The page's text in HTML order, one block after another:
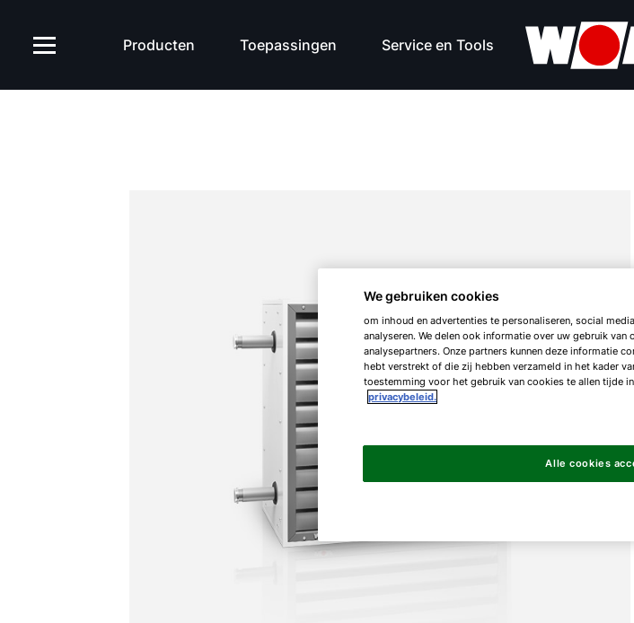
Producten Toepassingen Service en Tools
We gebruiken cookies
om inhoud en advertenties te personaliseren, social
analyseren. We delen ook informatie over uw gebruik
analysepartners. Onze partners kunnen deze informatie
hebt verstrekt of die zij hebben verzameld in het kader
toestemming voor het gebruik van cookies te allen tijde
privacybeleid.
Alle cookies